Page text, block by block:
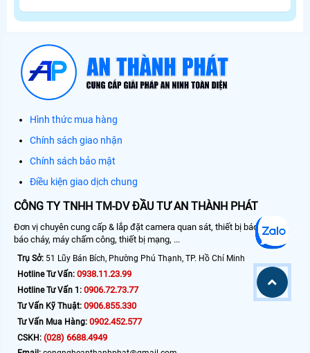
Hình thức mua hàng
Chính sách giao nhận
Chính sách bảo mật
Điều kiện giao dịch chung
CÔNG TY TNHH TM-DV ĐẦU TƯ AN THÀNH PHÁT
Đơn vị chuyên cung cấp & lắp đặt camera quan sát, thiết bị báo động,
báo cháy, máy chấm công, thiết bị mạng, ...
Trụ Sở: 51 Lũy Bán Bích, Phường Phú Thạnh, TP. Hồ Chí Minh
Hotline Tư Vấn: 0938.11.23.99
Hotline Tư Vấn 1: 0906.72.73.77
Tư Vấn Kỹ Thuật: 0906.855.330
Tư Vấn Mua Hàng: 0902.452.577
CSKH: (028) 6688.4949